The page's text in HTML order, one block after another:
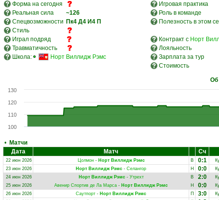
Форма на сегодня
Игровая практика
Реальная сила
~126
Роль в команде
Спецвозможности Пк4 Д4 И4 П
Полезность в этом
Стиль
Играл подряд
Контракт с Норт
Травматичность
Лояльность
Школа:
Норт Виллидж Рэмс
Зарплата за тур
Стоимость
Об
100
110
120
130
• Матчи
Дата
Матч Сч
22 июн 2026 Цолмон- Норт Виллидж Рэмс В 0:1
23 июн 2026
Норт Виллидж Рэмс - Селангор Н 0:0
24 июн 2026
Норт Виллидж Рэмс- Утрехт В 2:0
25 июн 2026
Авенир Спортив де Ла Марса - Норт Виллидж Рэмс Н 0:0
26 июн 2026
Саутпорт - Норт Виллидж Рэмс П 3:0